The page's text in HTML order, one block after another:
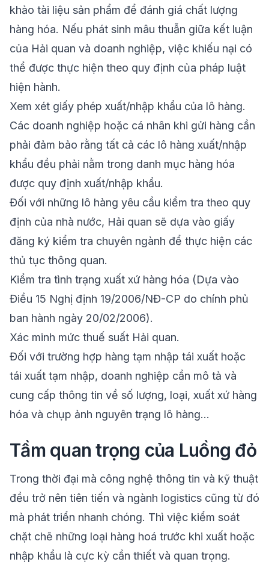
khảo tài liệu sản phẩm để đánh giá chất lượng
hàng hóa. Nếu phát sinh mâu thuẫn giữa kết luận
của Hải quan và doanh nghiệp, việc khiếu nại có
thể được thực hiện theo quy định của pháp luật
hiện hành.
Xem xét giấy phép xuất/nhập khẩu của lô hàng.
Các doanh nghiệp hoặc cá nhân khi gửi hàng cần
phải đảm bảo rằng tất cả các lô hàng xuất/nhập
khẩu đều phải nằm trong danh mục hàng hóa
được quy định xuất/nhập khẩu.
Đối với những lô hàng yêu cầu kiểm tra theo quy
định của nhà nước, Hải quan sẽ dựa vào giấy
đăng ký kiểm tra chuyên ngành để thực hiện các
thủ tục thông quan.
Kiểm tra tình trạng xuất xứ hàng hóa (Dựa vào
Điều 15 Nghị định 19/2006/NĐ-CP do chính phủ
ban hành ngày 20/02/2006).
Xác minh mức thuế suất Hải quan.
Đối với trường hợp hàng tạm nhập tái xuất hoặc
tái xuất tạm nhập, doanh nghiệp cần mô tả và
cung cấp thông tin về số lượng, loại, xuất xứ hàng
hóa và chụp ảnh nguyên trạng lô hàng…
Tầm quan trọng của Luồng đỏ
Trong thời đại mà công nghệ thông tin và kỹ thuật
đều trở nên tiên tiến và ngành logistics cũng từ đó
mà phát triển nhanh chóng. Thì việc kiểm soát
chặt chẽ những loại hàng hoá trước khi xuất hoặc
nhập khẩu là cực kỳ cần thiết và quan trọng.